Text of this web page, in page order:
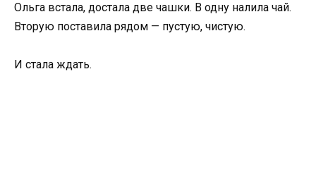
Ольга встала, достала две чашки. В одну налила чай.
Вторую поставила рядом — пустую, чистую.
И стала ждать.